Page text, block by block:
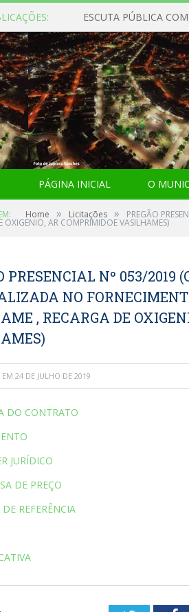
ESCUTA PÚBLICA
PÁGINA INICIAL O
Home » Licitações » PREGÃO
OXIGENIO, AR COMPRIMIDOE VASILHAMES)
PRESENCIAL Nº 053/2019
NO
, RECARGA DE
EM 24 DE JULHO DE 2019
DO CONTRATO
JURÍDICO
DE PREÇO
REFERÊNCIA